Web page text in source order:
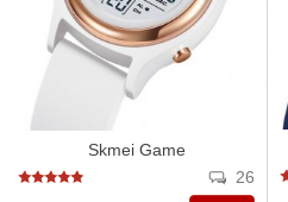
Skmei Game
26